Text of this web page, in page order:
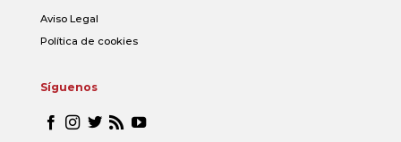
Aviso Legal
Política de cookies
Síguenos